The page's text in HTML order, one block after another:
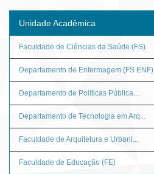
Unidade Acadêmica
Faculdade de Ciências da Saúde (FS)
Departamento de Enfermagem (FS ENF)
Departamento de Políticas Pública...
Departamento de Tecnologia em Arq...
Faculdade de Arquitetura e Urbani...
Faculdade de Educação (FE)